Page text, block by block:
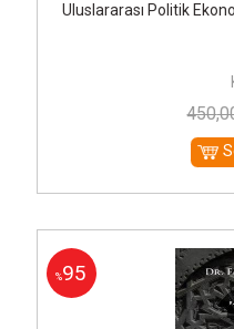
Uluslararası Politik
450
%95